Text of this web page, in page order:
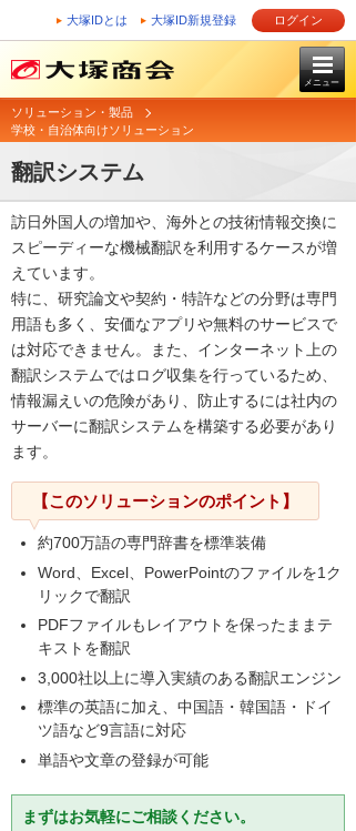
大塚IDとは 大塚ID新規登録 ログイン
メニュー
ソリューション・製品
学校・自治体向けソリューション
翻訳システム
訪日外国人の増加や、海外との技術情報交換に
スピーディーな機械翻訳を利用するケースが増
えています。
特に、研究論文や契約・特許などの分野は専門
用語も多く、安価なアプリや無料のサービスで
は対応できません。また、インターネット上の
翻訳システムではログ収集を行っているため、
情報漏えいの危険があり、防止するには社内の
サーバーに翻訳システムを構築する必要があり
ます。
【このソリューションのポイント】
約700万語の専門辞書を標準装備
Word、Excel、PowerPointのファイルを1ク
リックで翻訳
PDFファイルもレイアウトを保ったままテ
キストを翻訳
3,000社以上に導入実績のある翻訳エンジン
標準の英語に加え、中国語・韓国語・ドイ
ツ語など9言語に対応
単語や文章の登録が可能
まずはお気軽にご相談ください。